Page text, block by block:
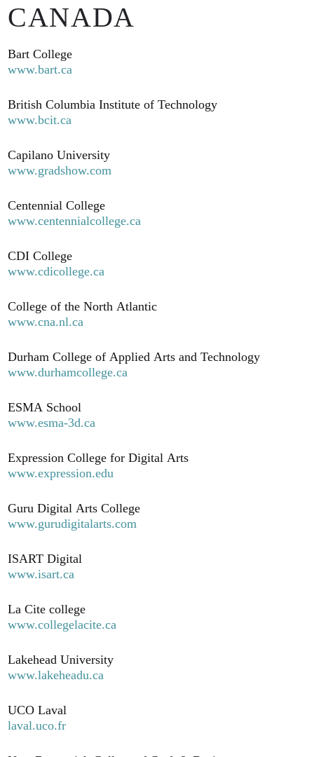
CANADA
Bart College
www.bart.ca
British Columbia Institute of Technology
www.bcit.ca
Capilano University
www.gradshow.com
Centennial College
www.centennialcollege.ca
CDI College
www.cdicollege.ca
College of the North Atlantic
www.cna.nl.ca
Durham College of Applied Arts and Technology
www.durhamcollege.ca
ESMA School
www.esma-3d.ca
Expression College for Digital Arts
www.expression.edu
Guru Digital Arts College
www.gurudigitalarts.com
ISART Digital
www.isart.ca
La Cite college
www.collegelacite.ca
Lakehead University
www.lakeheadu.ca
UCO Laval
laval.uco.fr